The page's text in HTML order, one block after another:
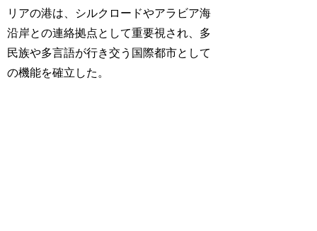
リアの港は、シルクロードやアラビア海
沿岸との連絡拠点として重要視され、多
民族や多言語が行き交う国際都市として
の機能を確立した。